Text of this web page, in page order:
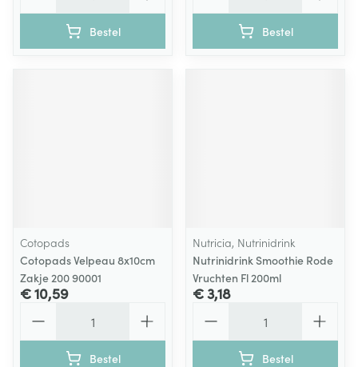
Bestel Bestel
Cotopads
Cotopads Velpeau 8x10cm
Zakje 200 90001
€ 10,59
Bestel
Nutricia, Nutrinidrink
Nutrinidrink Smoothie Rode
Vruchten Fl 200ml
€ 3,18
Bestel